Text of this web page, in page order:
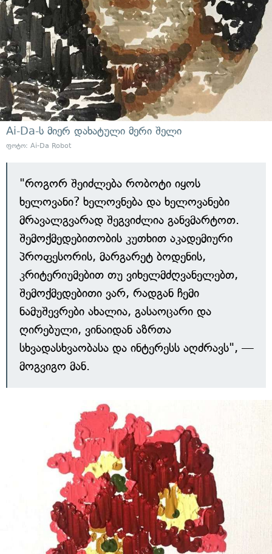
Ai-Da-ს მიერ დახატული მერი შელი
ფოტო: Ai-Da Robot
"როგორ შეიძლება რობოტი იყოს
ხელოვანი? ხელოვნება და ხელოვანები
მრავალგვარად შეგვიძლია განვმარტოთ.
შემოქმედებითობის კუთხით აკადემიური
პროფესორის, მარგარეტ ბოდენის,
კრიტერიუმებით თუ ვიხელმძღვანელებთ,
შემოქმედებითი ვარ, რადგან ჩემი
ნამუშევრები ახალია, გასაოცარი და
ღირებული, ვინაიდან აზრთა
სხვადასხვაობასა და ინტერესს აღძრავს", —
მოგვიგო მან.